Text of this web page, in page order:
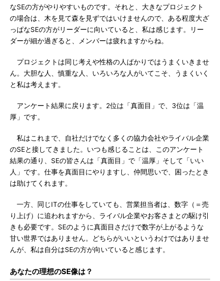
なSEの方がやりやすいものです。それと、大きなプロジェクト
の場合は、木を見て森を見ずではいけませんので、ある程度大ざ
っぱなSEの方がリーダーに向いていると、私は感じます。リー
ダーが細か過ぎると、メンバーは疲れますからね。
プロジェクトは同じ考えや性格の人ばかりではうまくいきませ
ん。大胆な人、慎重な人、いろいろな人がいてこそ、うまくいく
と私は考えます。
アンケート結果に戻ります。2位は「真面目」で、3位は「温
厚」です。
私はこれまで、自社だけでなく多くの協力会社やライバル企業
のSEと接してきました。いつも感じることは、このアンケート
結果の通り、SEの皆さんは「真面目」で「温厚」そして「いい
人」です。仕事を真面目にやりますし、仲間思いで、困ったとき
は助けてくれます。
一方、同じITの仕事をしていても、営業担当者は、数字（＝売
り上げ）に追われますから、ライバル企業やお客さまとの駆け引
きも必要です。SEのように真面目さだけで数字が上がるような
甘い世界ではありません。どちらがいいというわけではありませ
んが、私は自分はSEの方が向いていると感じます。
あなたの理想のSE像は？